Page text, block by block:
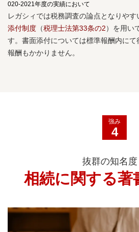
020-2021年度の実績において
レガシィでは税務調査の論点となりやす
添付制度 （税理士法第33条の2）を用い
す。書面添付については標準報酬内に
報酬もかかりません。
強み
4
抜群の知名度
相続に関する著